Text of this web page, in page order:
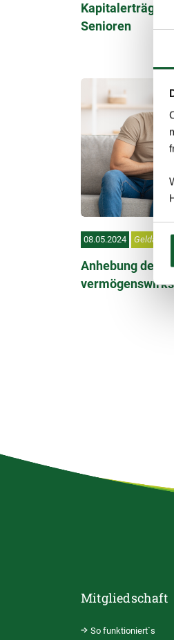
Kapitalerträge:
Senioren
08.05.2024
Anhebung der
Mitgliedschaft
So funktioniert`s